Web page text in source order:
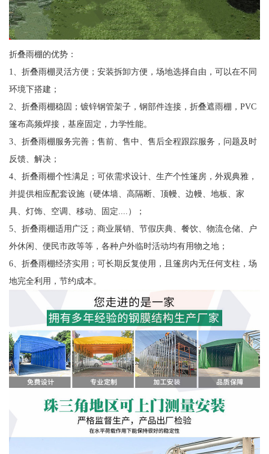
折叠雨棚的优势：
1、折叠雨棚灵活方便；安装拆卸方便，场地选择自由，可以在不同
环境下搭建；
2、折叠雨棚稳固；镀锌钢管架子，钢部件连接，折叠遮雨棚，PVC
篷布高频焊接，基座固定，力学性能。
3、折叠雨棚服务完善；售前、售中、售后全程跟踪服务，问题及时
反馈、解决；
4、折叠雨棚个性满足；可依需求设计、生产个性篷房，外观典雅，
并提供相应配套设施（硬体墙、高隔断、顶幔、边幔、地板、家
具、灯饰、空调、移动、固定....）；
5、折叠雨棚适用广泛；商业展销、节假庆典、餐饮、物流仓储、户
外休闲、便民市政等等，各种户外临时活动均有用物之地；
6、折叠雨棚经济实用；可长期反复使用，且篷房内无任何支柱，场
地完全利用，节约成本。